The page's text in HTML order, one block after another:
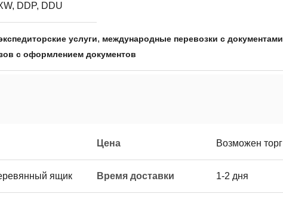
DDP, DDU
услуги, международные перевозки с документами
с оформлением документов
Цена Возможен торг
ящик Время доставки 1-2 дня